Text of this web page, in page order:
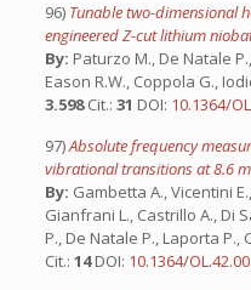
96) Tunable two-dimensional
engineered Z-cut lithium
By: Paturzo M., De Natale
Eason R.W., Coppola G.,
3.598Cit.: 31 DOI: 10.1364/
97)Absolute frequency
vibrational transitions at 8.6
By: Gambetta A., Vicentini
Gianfrani L., Castrillo A., Di
P., De Natale P., Laporta P.,
Cit.: 14DOI: 10.1364/